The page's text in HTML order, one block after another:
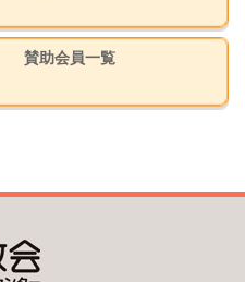
賛助会員一覧